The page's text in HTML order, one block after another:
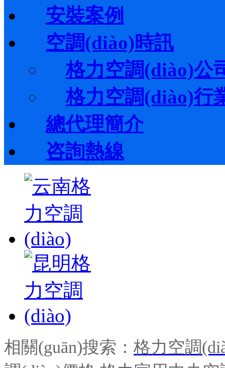
安裝案例
空調(diào)時訊
格力空調(diào)公
格力空調(diào)行
總代理簡介
咨詢熱線
相關(guān)搜索： 格力空調